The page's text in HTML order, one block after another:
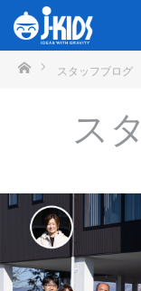
ホームスタッフブログ
ス